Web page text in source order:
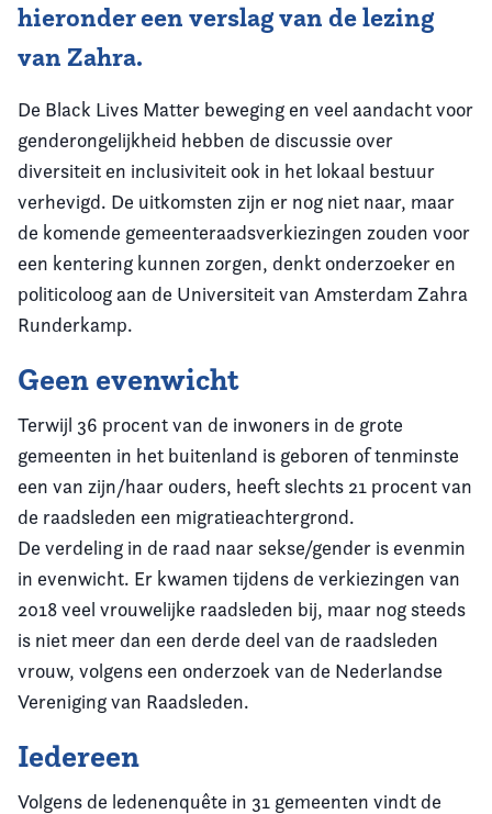
hieronder een verslag van de lezing
van Zahra.
De Black Lives Matter beweging en veel aandacht voor
genderongelijkheid hebben de discussie over
diversiteit en inclusiviteit ook in het lokaal bestuur
verhevigd. De uitkomsten zijn er nog niet naar, maar
de komende gemeenteraadsverkiezingen zouden voor
een kentering kunnen zorgen, denkt onderzoeker en
politicoloog aan de Universiteit van Amsterdam Zahra
Runderkamp.
Geen evenwicht
Terwijl 36 procent van de inwoners in de grote
gemeenten in het buitenland is geboren of tenminste
een van zijn/haar ouders, heeft slechts 21 procent van
de raadsleden een migratieachtergrond.
De verdeling in de raad naar sekse/gender is evenmin
in evenwicht. Er kwamen tijdens de verkiezingen van
2018 veel vrouwelijke raadsleden bij, maar nog steeds
is niet meer dan een derde deel van de raadsleden
vrouw, volgens een onderzoek van de Nederlandse
Vereniging van Raadsleden.
Iedereen
Volgens de ledenenquête in 31 gemeenten vindt de